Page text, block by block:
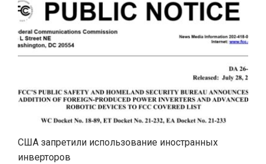
США запретили использование иностранных
инверторов